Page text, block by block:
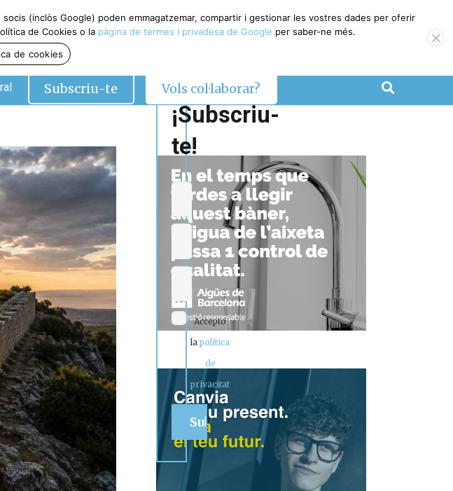
Subscriu-te Vols col·laborar?
¡Subscriu-
te!
Accepto
lapolítica
de
privacitat
(inclòs Google) poden emmagatzemar, compartir i gestionar les vostres dades per oferir
de Cookies o la pàgina de termes i privadesa de Google per saber-ne més.
de cookies